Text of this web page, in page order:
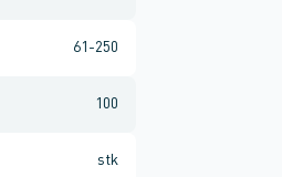
61-250
100
stk